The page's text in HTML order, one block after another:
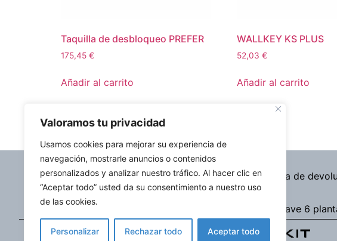
Valoramos tu privacidad
Usamos cookies para mejorar su experiencia de
navegación, mostrarle anuncios o contenidos
personalizados y analizar nuestro tráfico. Al hacer clic en
“Aceptar todo” usted da su consentimiento a nuestro uso
de las cookies.
Personalizar Rechazar todo Aceptar todo
Taquilla de desbloqueo PREFER
175,45 €
Añadir al carrito
WALLKEY KS PLUS
52,03 €
Añadir al carrito
Política de envío Política de
Poligono industrial zubipunta sector 2, nave 6